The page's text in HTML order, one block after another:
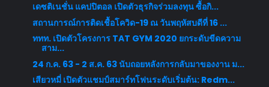
เดซติเนชั่น แคปปิตอล เปิดตัวธุรกิจร่วมลงทุน ซื้อกิ...
สถานการณ์การติดเชื้อโควิด-19 ณ วันพฤหัสบดีที่ 16 ...
ททท. เปิดตัวโครงการ TAT GYM 2020 ยกระดับขีดความ
สาม...
24 ก.ค. 63 - 2 ส.ค. 63 นับถอยหลังการกลับมาของงาน ม...
เสียวหมี่ เปิดตัวแชมป์สมาร์ทโฟนระดับเริ่มต้น: Redm...